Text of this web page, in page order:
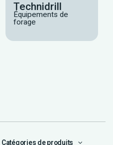
Technidrill
Équipements de
forage
Catégories de produits